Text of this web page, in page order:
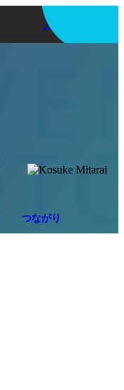
アプリを使う
つながり